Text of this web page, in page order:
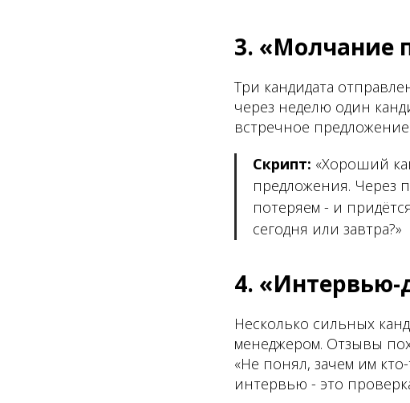
3. «Молчание
Три кандидата
через неделю один
встречное
Скрипт: «Хороший
предложения. Через
потеряем - и
сегодня или завтра?»
4. «Интервью-
Несколько сильных
менеджером. Отзывы
«Не понял, зачем им
интервью - это